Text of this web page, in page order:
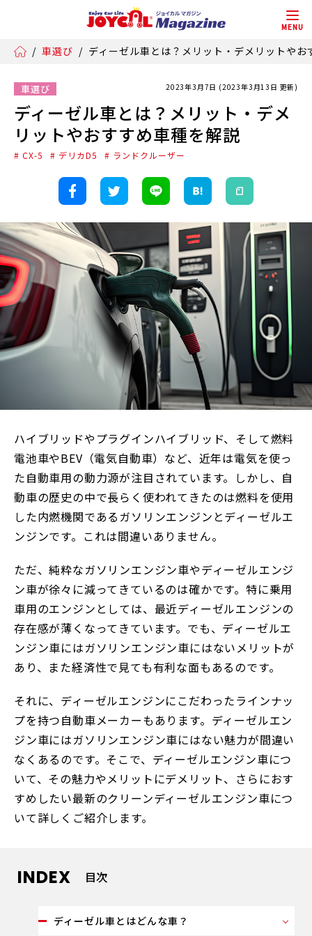
MENU
/ 車選び / ディーゼル車とは？メリット・デメリットやお
車選び 2023年3月7日 (2023年3月13日 更新)
ディーゼル車とは？メリット・デメ
リットやおすすめ車種を解説
# CX-5 # デリカD5 # ランドクルーザー
ハイブリッドやプラグインハイブリッド、そして燃料
電池車やBEV（電気自動車）など、近年は電気を使っ
た自動車用の動力源が注目されています。しかし、自
動車の歴史の中で長らく使われてきたのは燃料を使用
した内燃機関であるガソリンエンジンとディーゼルエ
ンジンです。これは間違いありません。
ただ、純粋なガソリンエンジン車やディーゼルエンジ
ン車が徐々に減ってきているのは確かです。特に乗用
車用のエンジンとしては、最近ディーゼルエンジンの
存在感が薄くなってきています。でも、ディーゼルエ
ンジン車にはガソリンエンジン車にはないメリットが
あり、また経済性で見ても有利な面もあるのです。
それに、ディーゼルエンジンにこだわったラインナッ
プを持つ自動車メーカーもあります。ディーゼルエン
ジン車にはガソリンエンジン車にはない魅力が間違い
なくあるのです。そこで、ディーゼルエンジン車につ
いて、その魅力やメリットにデメリット、さらにおす
すめしたい最新のクリーンディーゼルエンジン車につ
いて詳しくご紹介します。
INDEX 目次
ディーゼル車とはどんな車？